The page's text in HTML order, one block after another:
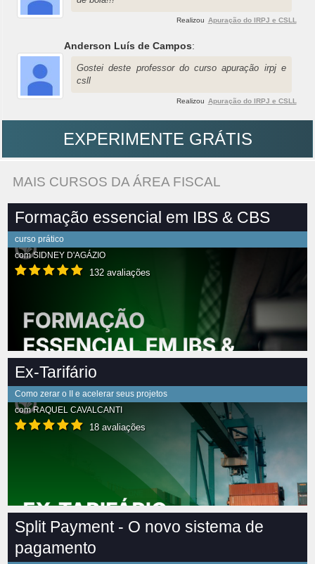
Realizou Apuração do IRPJ e CSLL
Anderson Luís de Campos:
Gostei deste professor do curso apuração irpj e
csll
Realizou Apuração do IRPJ e CSLL
EXPERIMENTE GRÁTIS
MAIS CURSOS DA ÁREA FISCAL
Formação essencial em IBS & CBS
curso prático
comSIDNEY D'AGÁZIO
132 avaliações
Ex-Tarifário
Como zerar o II e acelerar seus projetos
comRAQUEL CAVALCANTI
18 avaliações
Split Payment - O novo sistema de
pagamento